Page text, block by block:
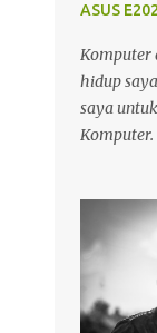
ASUS E202
Komputer
hidup
saya
Komputer.
dengan
seorang
mengolah